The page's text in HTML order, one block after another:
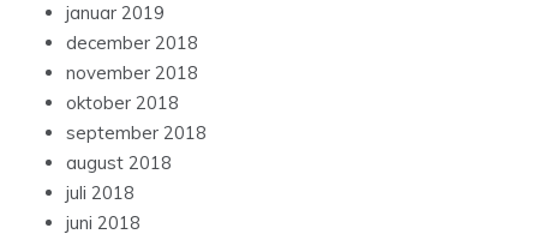
januar 2019
december 2018
november 2018
oktober 2018
september 2018
august 2018
juli 2018
juni 2018